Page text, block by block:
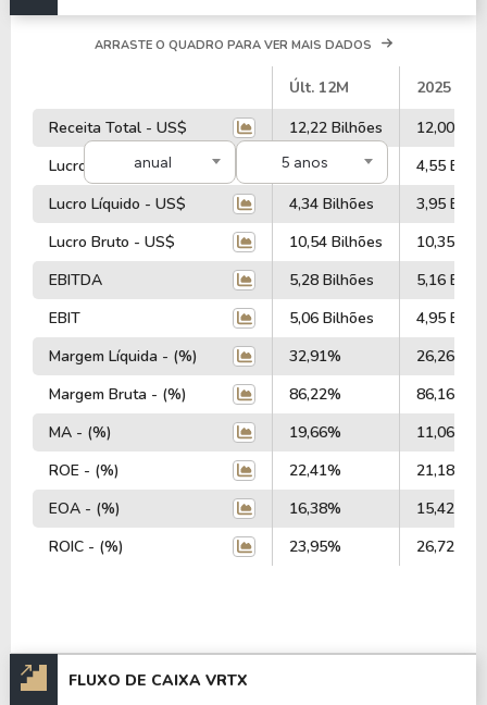
anual 5 anos
ARRASTE O QUADRO PARA VER MAIS DADOS
Últ. 12M
2025
Receita Total - US$
12,22 Bilhões
12,00
Lucro Operacional - US$
4,66 Bilhões
4,55
Lucro Líquido - US$
4,34 Bilhões
3,95
Lucro Bruto - US$
10,54 Bilhões
10,35
EBITDA
5,28 Bilhões
5,16
EBIT
5,06 Bilhões
4,95
Margem Líquida - (%)
32,91%
26,26%
Margem Bruta - (%)
86,22%
86,16%
MA - (%)
19,66%
11,06%
ROE - (%)
22,41%
21,18%
EOA - (%)
16,38%
15,42%
ROIC - (%)
23,95% 26,72%
FLUXO DE CAIXA VRTX